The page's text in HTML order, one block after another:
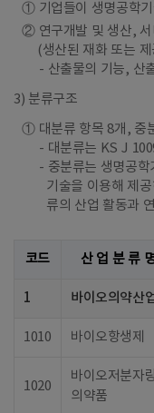
① 기업들이 생명공학
② 연구개발 및 생산, 서
(생산된 재화 또는
산출물의 기능, 산
3) 분류구조
① 대분류 항목 8개, 중
대분류는 KS J
중분류는 생명공
기술을 이용해 제
류의 산업 활동과
코드 산 업 분 류
1 바이오의약산
1010 바이오항생제
1020
바이오저분자
의약품